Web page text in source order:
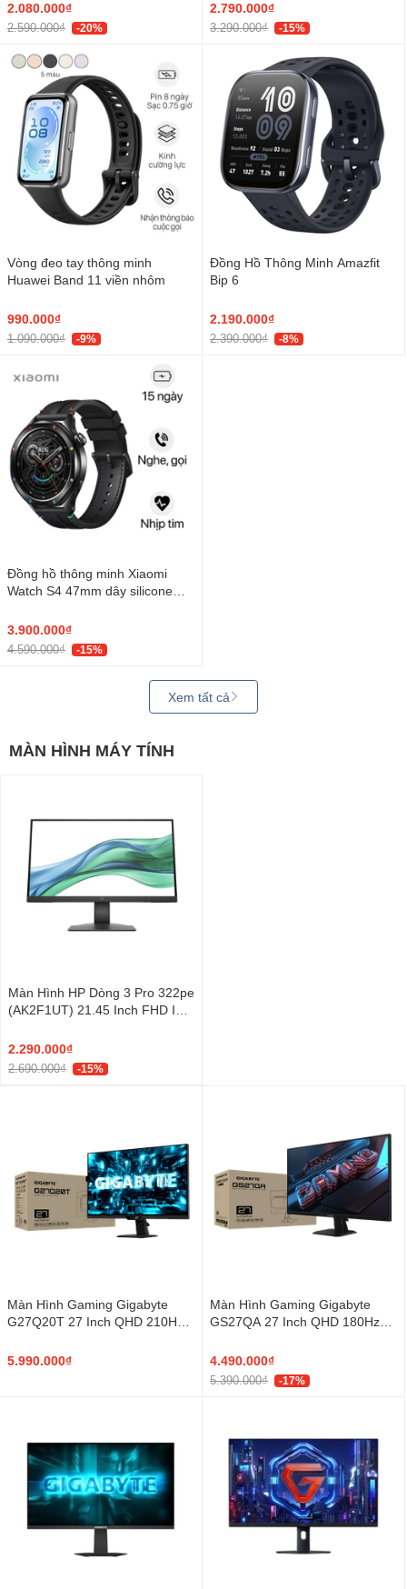
2.080.000₫
2.590.000₫ -20%
2.790.000₫
3.290.000₫ -15%
Vòng đeo tay thông minh
Huawei Band 11 viền nhôm
990.000₫
1.090.000₫ -9%
Đồng Hồ Thông Minh Amazfit
Bip 6
2.190.000₫
2.390.000₫ -8%
Đồng hồ thông minh Xiaomi
Watch S4 47mm dây silicone
3.900.000₫
4.590.000₫ -15%
Xem tất cả
MÀN HÌNH MÁY TÍNH
Màn Hình HP Dòng 3 Pro 322pe
(AK2F1UT) 21.45 Inch FHD IPS
2.290.000₫
2.690.000₫ -15%
Màn Hình Gaming Gigabyte
G27Q20T 27 Inch QHD 210Hz
5.990.000₫
Màn Hình Gaming Gigabyte
GS27QA 27 Inch QHD 180Hz
4.490.000₫
5.390.000₫ -17%